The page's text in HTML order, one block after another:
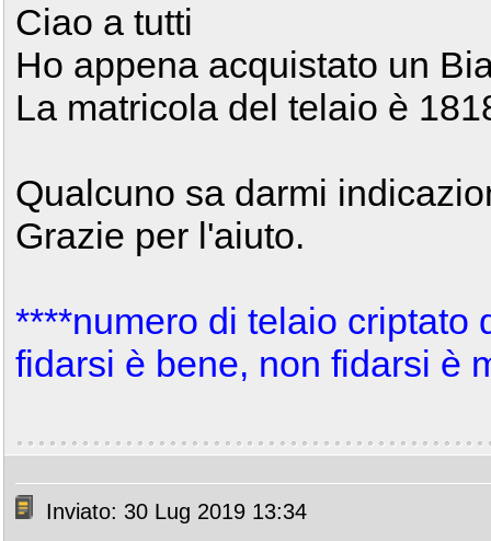
Ciao a tutti
Ho appena acquistato un
La matricola del telaio è
Qualcuno sa darmi
Grazie per l'aiuto.
****numero di telaio criptato
fidarsi è bene, non fidarsi è
Inviato: 30 Lug 2019 13:34